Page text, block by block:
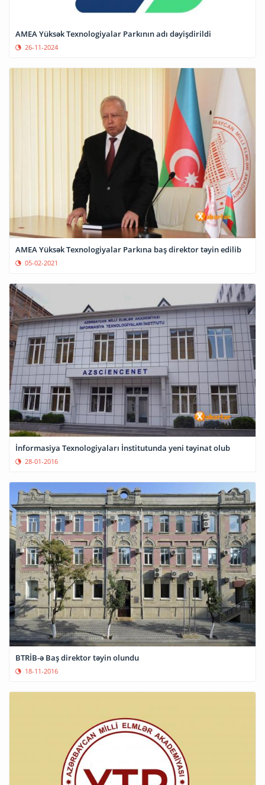
AMEA Yüksək Texnologiyalar Parkının adı dəyişdirildi
26-11-2024
AMEA Yüksək Texnologiyalar Parkına baş direktor təyin edilib
05-02-2021
İnformasiya Texnologiyaları İnstitutunda yeni təyinat olub
28-01-2016
BTRİB-ə Baş direktor təyin olundu
18-11-2016